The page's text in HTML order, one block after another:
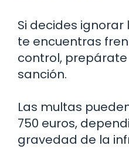
Si decides
te encuentras
control,
sanción.
Las multas
750 euros,
gravedad de la